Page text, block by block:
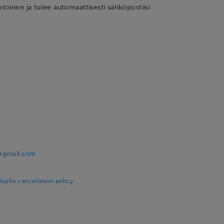
ja tulee automaattisesti sähköpostiisi
cancellation policy